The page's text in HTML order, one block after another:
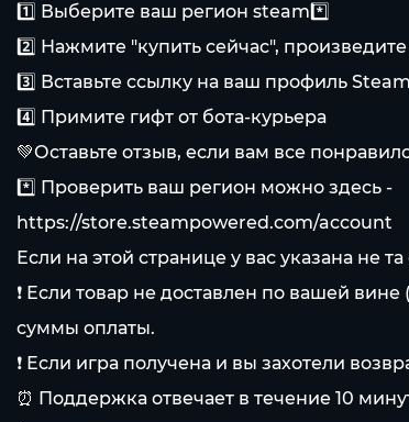
1️⃣ Выберите ваш регион steam*️⃣
2️⃣ Нажмите "купить сейчас",
3️⃣ Вставьте ссылку на ваш профиль Steam
4️⃣ Примите гифт от бота-курьера
💚Оставьте отзыв, если вам все
*️⃣ Проверить ваш регион можно здесь -
https://store.steampowered.com/account
Если на этой странице у вас указана не
❗️ Если товар не доставлен по вашей
суммы оплаты.
❗️ Если игра получена и вы захотели
⏰ Поддержка отвечает в течение 10